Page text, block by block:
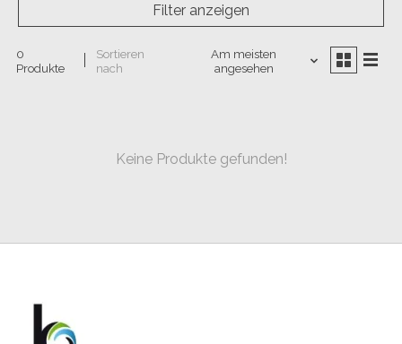
Filter anzeigen
0
Produkte
Sortieren
nach
Am meisten
angesehen
Keine Produkte gefunden!